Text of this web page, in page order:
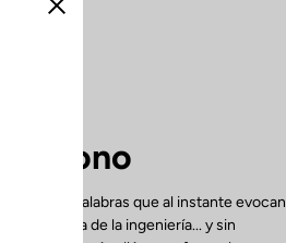
Cycle. Palabras que al instante evocan
maestra de la ingeniería... y sin
Cerrar